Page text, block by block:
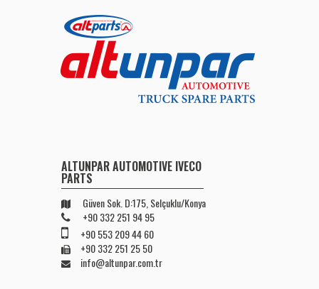
ALTUNPAR AUTOMOTIVE IVECO
PARTS
Güven Sok. D:175, Selçuklu/Konya
+90 332 251 94 95
+90 553 209 44 60
+90 332 251 25 50
info@altunpar.com.tr